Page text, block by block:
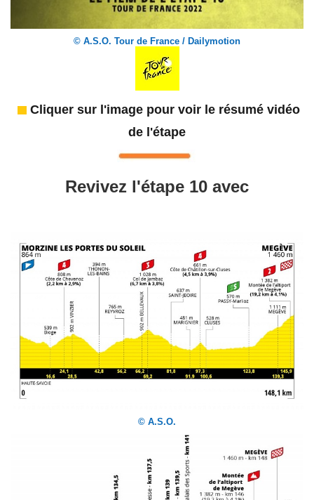
© A.S.O. Tour de France / Dailymotion
Cliquer sur l'image pour voir le résumé vidéo
de l'étape
Revivez l'étape 10 avec
© A.S.O.